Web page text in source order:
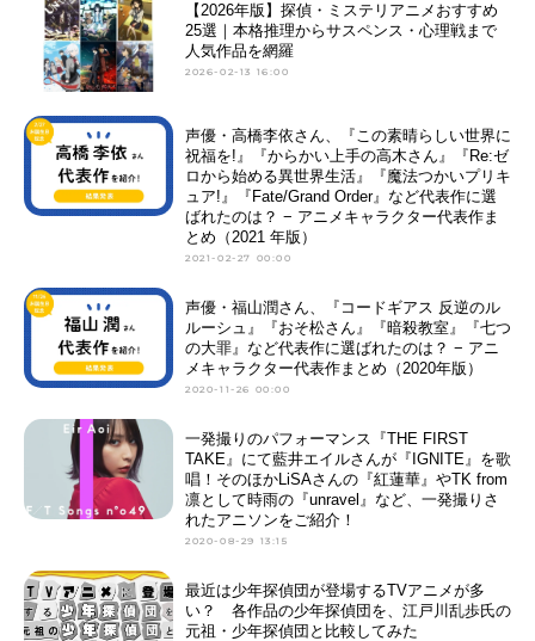
【2026年版】探偵・ミステリアニメおすすめ
25選｜本格推理からサスペンス・心理戦まで
人気作品を網羅
2026-02-13 16:00
声優・高橋李依さん、『この素晴らしい世界に
祝福を!』『からかい上手の高木さん』『Re:ゼ
ロから始める異世界生活』『魔法つかいプリキ
ュア!』『Fate/Grand Order』など代表作に選
ばれたのは？ − アニメキャラクター代表作ま
とめ（2021 年版）
2021-02-27 00:00
声優・福山潤さん、『コードギアス 反逆のル
ルーシュ』『おそ松さん』『暗殺教室』『七つ
の大罪』など代表作に選ばれたのは？ − アニ
メキャラクター代表作まとめ（2020年版）
2020-11-26 00:00
一発撮りのパフォーマンス『THE FIRST
TAKE』にて藍井エイルさんが『IGNITE』を歌
唱！そのほかLiSAさんの『紅蓮華』やTK from
凛として時雨の『unravel』など、一発撮りさ
れたアニソンをご紹介！
2020-08-29 13:15
最近は少年探偵団が登場するTVアニメが多
い？ 各作品の少年探偵団を、江戸川乱歩氏の
元祖・少年探偵団と比較してみた